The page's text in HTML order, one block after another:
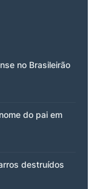
no Brasileirão
do pai em
destruídos